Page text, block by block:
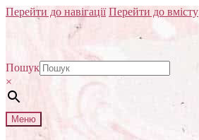
Перейти до навігації Перейти до вмісту
Пошук
×
Меню